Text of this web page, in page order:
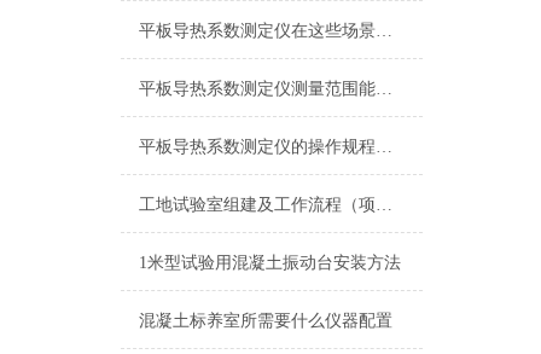
平板导热系数测定仪在这些场景发挥了重要作用
平板导热系数测定仪测量范围能有多广？
平板导热系数测定仪的操作规程是怎样的？
工地试验室组建及工作流程（项目经理、总工、试验室主任必看）
1米型试验用混凝土振动台安装方法
混凝土标养室所需要什么仪器配置